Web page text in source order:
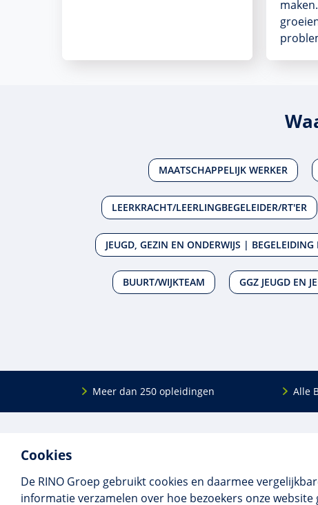
Cookies
De RINO Groep gebruikt cookies en daarmee
informatie verzamelen over hoe bezoekers onze
MAATSCHAPPELIJK WERKER
LEERKRACHT/LEERLINGBEGELEIDER/RT'ER
JEUGD, GEZIN EN ONDERWIJS |
BUURT/WIJKTEAM GGZ JEUGD EN
Meer dan 250 opleidingen Alle
voor mensen die werken met mensen met
een psychische kwets­baar­heid. Samen met
onze top­docenten bieden we innova­tieve
BIG-
Maatwerk